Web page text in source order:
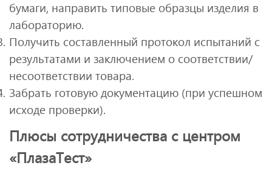
бумаги, направить типовые образцы изделия в
лабораторию.
Получить составленный протокол испытаний с
результатами и заключением о соответствии/
несоответствии товара.
Забрать готовую документацию (при успешном
исходе проверки).
Плюсы сотрудничества с центром
«ПлазаТест»